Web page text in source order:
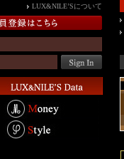
LUX&NILE’Sについて